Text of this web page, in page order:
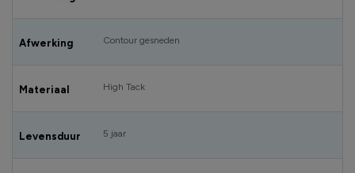
Afwerking Contour gesneden
Materiaal High Tack
Levensduur 5 jaar